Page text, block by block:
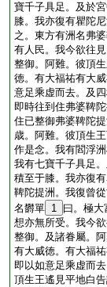
寶千子具足。及於
膝。我亦復有瞿陀
之。東方有洲名弗
有人民。我今欲往
整御。阿難。彼頂
徳。有大福祐有大
意足乘虚而去。及
即時往到住弗婆鞞
住已整御弗婆鞞陀
歳。阿難。彼頂生
作是念。我有閻浮
我有七寶千子具足
積至于膝。我亦復
鞞陀提洲。我復曾
名欝單 1 曰。極
想亦無所受。我今
整御。及諸眷屬。
有大威徳。有大福
即以如意足乘虚而
頂生王遙見平地白